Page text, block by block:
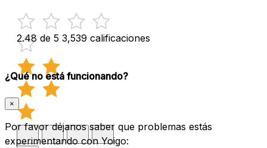
2.48 de 5 3,539 calificaciones
¿Qué no está funcionando?
×
Por favor déjanos saber que problemas estás
experimentando con Yoigo: